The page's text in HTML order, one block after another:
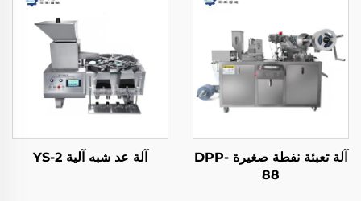
آلة تعبئة نفطة صغيرة DPP-
88
آلة عد شبه آلية YS-2